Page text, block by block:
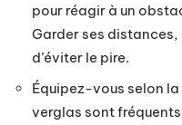
pour réagir à un
Garder ses distances,
d’éviter le pire.
Équipez-vous selon la
verglas sont